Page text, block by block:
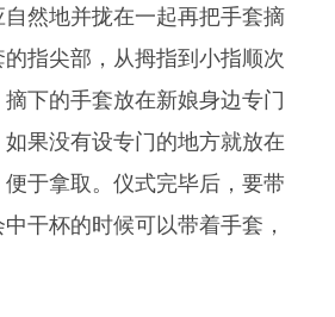
然地并拢在一起再把手套摘
指尖部，从拇指到小指顺次
下的手套放在新娘身边专门
果没有设专门的地方就放在
于拿取。仪式完毕后，要带
干杯的时候可以带着手套，